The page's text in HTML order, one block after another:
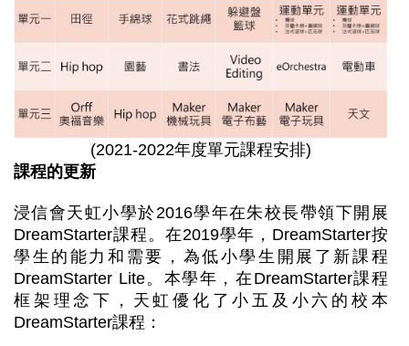
(2021-2022年度單元課程安排)
課程的更新
浸信會天虹小學於2016學年在朱校長帶領下開展
DreamStarter課程。在2019學年，DreamStarter按
學生的能力和需要，為低小學生開展了新課程
DreamStarter Lite。本學年，在DreamStarter課程
框架理念下，天虹優化了小五及小六的校本
DreamStarter課程：